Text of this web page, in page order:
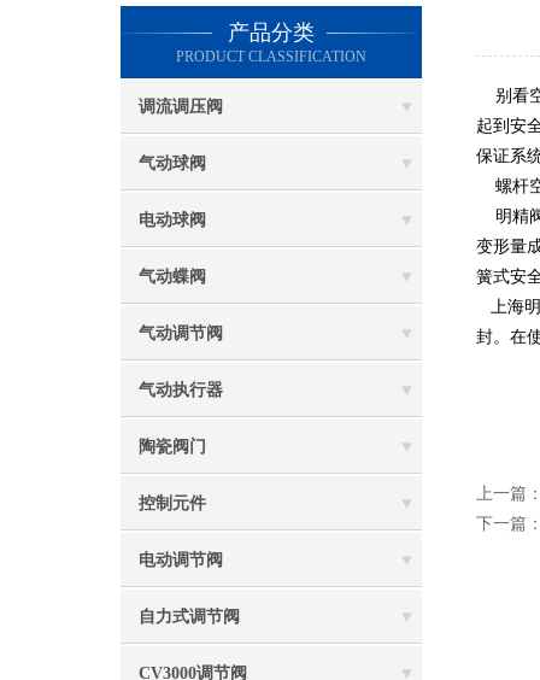
产品分类
PRODUCT CLASSIFICATION
调流调压阀
气动球阀
电动球阀
气动蝶阀
气动调节阀
气动执行器
陶瓷阀门
控制元件
电动调节阀
自力式调节阀
CV3000调节阀
别看
起到安
保证系
螺杆空
明精
变形量
簧式安
上海
封。在
上一篇
下一篇